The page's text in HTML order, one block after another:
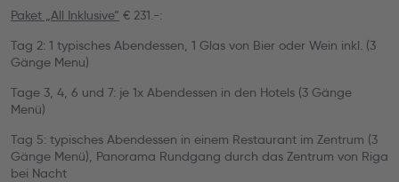
Paket „All Inklusive“ € 231.-:
Tag 2: 1 typisches Abendessen, 1 Glas von Bier oder Wein inkl. (3
Gänge Menu)
Tage 3, 4, 6 und 7: je 1x Abendessen in den Hotels (3 Gänge
Menü)
Tag 5: typisches Abendessen in einem Restaurant im Zentrum (3
Gänge Menü), Panorama Rundgang durch das Zentrum von Riga
bei Nacht